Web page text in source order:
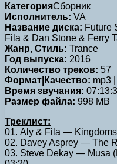
КатегорияСборник
Исполнитель: VA
Название диска: Future
Fila & Dan Stone & Ferry
Жанр, Стиль: Trance
Год выпуска: 2016
Количество треков: 57
Формат|Качество: mp3
Время звучания:
Размер файла: 998 MB
Треклист:
01. Aly & Fila —
02. Davey Asprey — The
03. Steve Dekay — Musa